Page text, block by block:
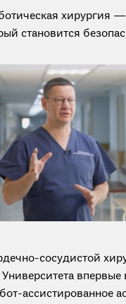
хирургия
становится
сосудистой
Университета
ассистированное